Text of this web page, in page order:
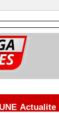
Actualite